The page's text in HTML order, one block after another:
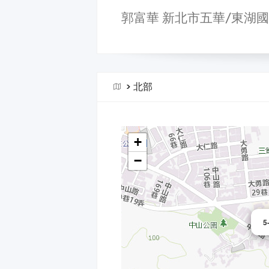
郭富華 新北市五華/東湖
>北部